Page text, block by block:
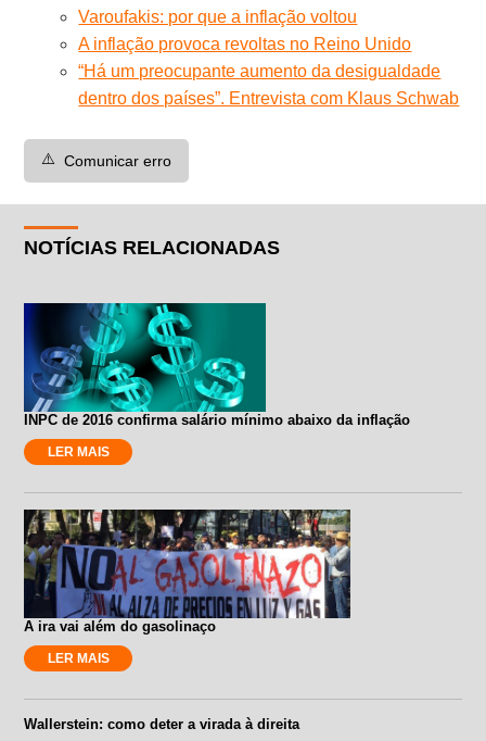
Varoufakis: por que a inflação voltou
A inflação provoca revoltas no Reino Unido
“Há um preocupante aumento da desigualdade
dentro dos países”. Entrevista com Klaus Schwab
⚠️ Comunicar erro
NOTÍCIAS RELACIONADAS
INPC de 2016 confirma salário mínimo abaixo da inflação
LER MAIS
A ira vai além do gasolinaço
LER MAIS
Wallerstein: como deter a virada à direita